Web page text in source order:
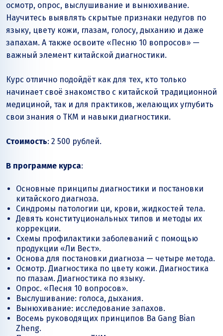
осмотр, опрос, выслушивание и вынюхивание.
Научитесь выявлять скрытые признаки недугов по
языку, цвету кожи, глазам, голосу, дыханию и даже
запахам. А также освоите «Песню 10 вопросов» —
важный элемент китайской диагностики.
Курс отлично подойдёт как для тех, кто только
начинает своё знакомство с китайской традиционной
медициной, так и для практиков, желающих углубить
свои знания о ТКМ и навыки диагностики.
Стоимость: 2 500 рублей.
В программе курса:
Основные принципы диагностики и постановки
китайского диагноза.
Синдромы патологии ци, крови, жидкостей тела.
Девять конституциональных типов и методы их
коррекции.
Схемы профилактики заболеваний с помощью
продукции «Ли Вест».
Основа для постановки диагноза — четыре метода.
Осмотр. Диагностика по цвету кожи. Диагностика
по глазам. Диагностика по языку.
Опрос. «Песня 10 вопросов».
Выслушивание: голоса, дыхания.
Вынюхивание: исследование запахов.
Восемь руководящих принципов Ba Gang Bian
Zheng.